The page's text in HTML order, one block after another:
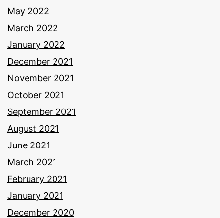
May 2022
March 2022
January 2022
December 2021
November 2021
October 2021
September 2021
August 2021
June 2021
March 2021
February 2021
January 2021
December 2020